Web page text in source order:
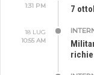
1:31 PM
7
18 LUG
10:55 AM